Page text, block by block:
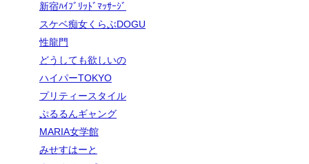
新宿ﾊｲﾌﾞﾘｯﾄﾞﾏｯｻｰｼﾞ
スケベ痴女くらぶDOGU
性龍門
どうしても欲しいの
ハイパーTOKYO
プリティースタイル
ぷるるんギャング
MARIA女学館
みせすはーと